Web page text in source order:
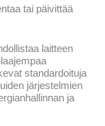
tai päivittää
laitteen
standardoituja
järjestelmien
ja